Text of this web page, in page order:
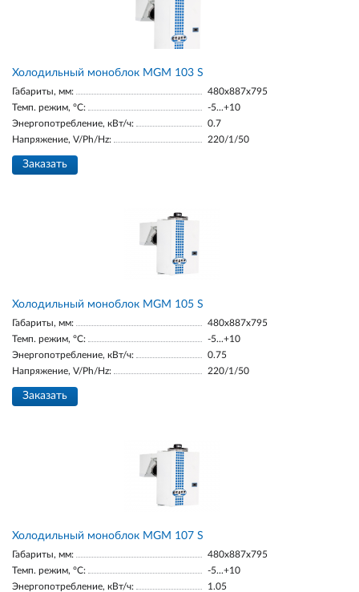
Холодильный моноблок MGM 103 S
Габариты, мм:
480x887x795
Темп. режим, °С:
-5...+10
Энергопотребление, кВт/ч:
0.7
Напряжение, V/Ph/Hz:
220/1/50
Заказать
Холодильный моноблок MGM 105 S
Габариты, мм:
480x887x795
Темп. режим, °С:
-5...+10
Энергопотребление, кВт/ч:
0.75
Напряжение, V/Ph/Hz:
220/1/50
Заказать
Холодильный моноблок MGM 107 S
Габариты, мм:
480x887x795
Темп. режим, °С:
-5...+10
Энергопотребление, кВт/ч:
1.05